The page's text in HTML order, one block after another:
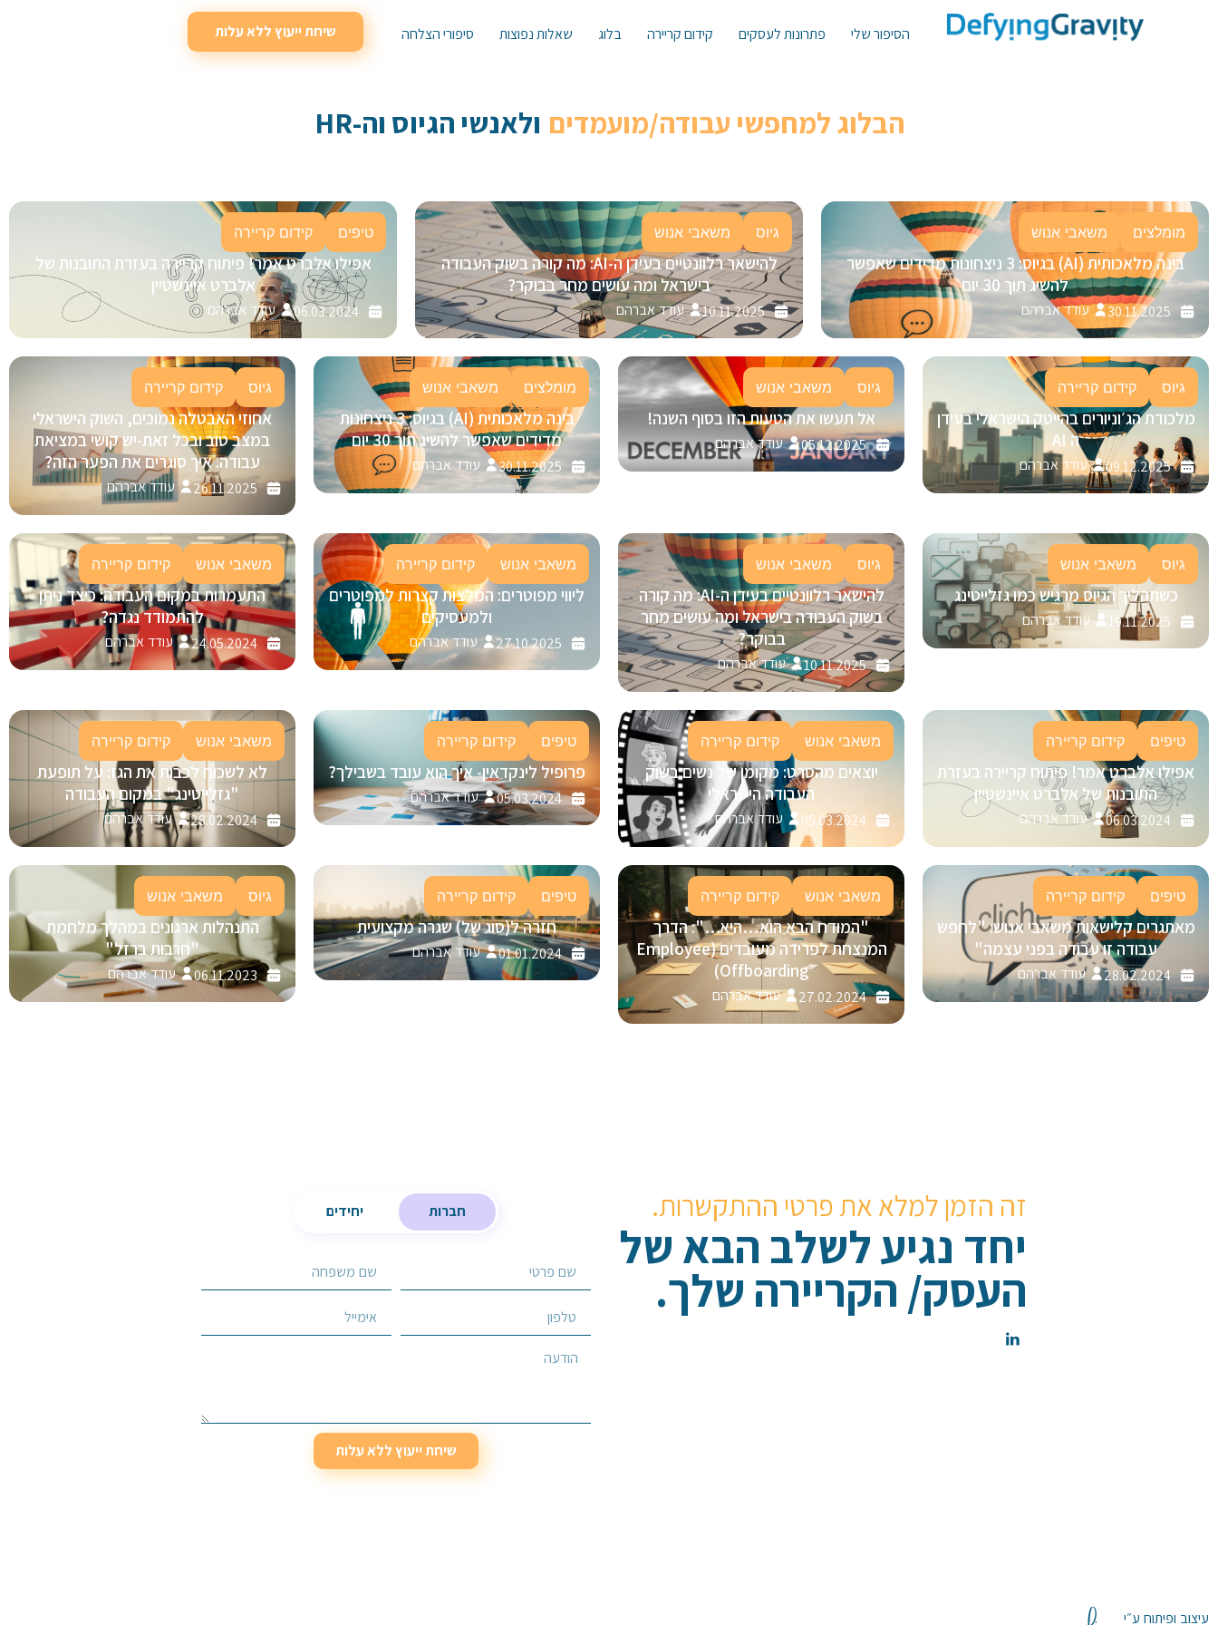
הסיפור שלי פתרונות לעסקים קידום קריירה בלוג שאלות נפוצות סיפורי הצלחה שיחת ייעוץ ללא עלות
הבלוג למחפשי עבודה/מועמדים ולאנשי הגיוס וה-HR
מומלצים משאבי אנוש
בינה מלאכותית (AI) בגיוס: 3 ניצחונות מדידים שאפשר
להשיג תוך 30 יום
30.11.2025 עודד אברהם
גיוס משאבי אנוש
להישאר רלוונטיים בעידן ה-AI: מה קורה בשוק העבודה
בישראל ומה עושים מחר בבוקר?
10.11.2025 עודד אברהם
טיפים קידום קריירה
אפילו אלברט אמר! פיתוח קריירה בעזרת התובנות של
אלברט איינשטיין
06.03.2024 עודד אברהם
גיוס קידום קריירה
מלכודת הג׳וניורים בהייטק הישראלי בעידן
ה AI
09.12.2025 עודד אברהם
גיוס משאבי אנוש
אל תעשו את הטעות הזו בסוף השנה!
05.12.2025 עודד אברהם
מומלצים משאבי אנוש
בינה מלאכותית (AI) בגיוס: 3 ניצחונות
מדידים שאפשר להשיג תוך 30 יום
30.11.2025 עודד אברהם
גיוס קידום קריירה
אחוזי האבטלה נמוכים, השוק הישראלי
במצב טוב ובכל זאת-יש קושי במציאת
עבודה. איך סוגרים את הפער הזה?
26.11.2025 עודד אברהם
גיוס משאבי אנוש
כשתהליך הגיוס מרגיש כמו גזלייטינג
19.11.2025 עודד אברהם
גיוס משאבי אנוש
להישאר רלוונטיים בעידן ה-AI: מה קורה
בשוק העבודה בישראל ומה עושים מחר
בבוקר?
10.11.2025 עודד אברהם
משאבי אנוש קידום קריירה
ליווי מפוטרים: המלצות קצרות למפוטרים
ולמעסיקים
27.10.2025 עודד אברהם
משאבי אנוש קידום קריירה
התעמרות במקום העבודה: כיצד ניתן
להתמודד נגדה?
24.05.2024 עודד אברהם
טיפים קידום קריירה
אפילו אלברט אמר! פיתוח קריירה בעזרת
התובנות של אלברט איינשטיין
06.03.2024 עודד אברהם
משאבי אנוש קידום קריירה
יוצאים מהסרט: מקומן של נשים בשוק
העבודה הישראלי
05.03.2024 עודד אברהם
טיפים קידום קריירה
פרופיל לינקדאין- איך הוא עובד בשבילך?
05.03.2024 עודד אברהם
משאבי אנוש קידום קריירה
לא לשכוח לכבות את הגז: על תופעת
"גזלייטינג" במקום העבודה
28.02.2024 עודד אברהם
טיפים קידום קריירה
מאתגרים קלישאות משאבי אנוש: "לחפש
עבודה זו עבודה בפני עצמה"
28.02.2024 עודד אברהם
משאבי אנוש קידום קריירה
"המודח הבא הוא…היא…": הדרך
המנצחת לפרידה מעובדים (Employee
Offboarding)
27.02.2024 עודד אברהם
טיפים קידום קריירה
חזרה ל(סוג של) שגרה מקצועית
01.01.2024 עודד אברהם
גיוס משאבי אנוש
התנהלות ארגונים במהלך מלחמת
"חרבות ברזל"
06.11.2023 עודד אברהם
זה הזמן למלא את פרטי ההתקשרות.
יחד נגיע לשלב הבא של
העסק/ הקריירה שלך.
חברות יחידים
שיחת ייעוץ ללא עלות
בחר/י שירות מבוקש
עיצוב ופיתוח ע״י